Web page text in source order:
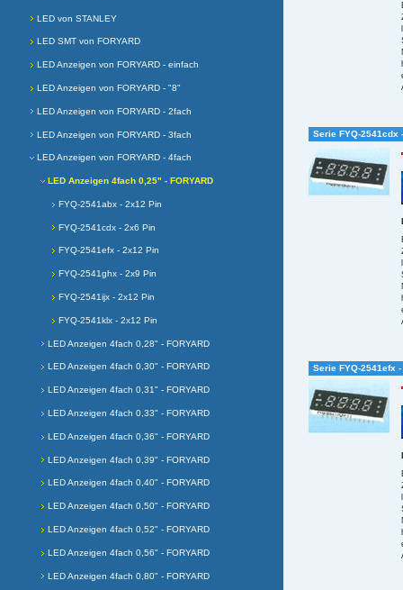
LED von STANLEY
LED SMT von FORYARD
LED Anzeigen von FORYARD - einfach
LED Anzeigen von FORYARD - "8"
LED Anzeigen von FORYARD - 2fach
LED Anzeigen von FORYARD - 3fach
LED Anzeigen von FORYARD - 4fach
LED Anzeigen 4fach 0,25" - FORYARD
FYQ-2541abx - 2x12 Pin
FYQ-2541cdx - 2x6 Pin
FYQ-2541efx - 2x12 Pin
FYQ-2541ghx - 2x9 Pin
FYQ-2541ijx - 2x12 Pin
FYQ-2541klx - 2x12 Pin
LED Anzeigen 4fach 0,28" - FORYARD
LED Anzeigen 4fach 0,30" - FORYARD
LED Anzeigen 4fach 0,31" - FORYARD
LED Anzeigen 4fach 0,33" - FORYARD
LED Anzeigen 4fach 0,36" - FORYARD
LED Anzeigen 4fach 0,39" - FORYARD
LED Anzeigen 4fach 0,40" - FORYARD
LED Anzeigen 4fach 0,50" - FORYARD
LED Anzeigen 4fach 0,52" - FORYARD
LED Anzeigen 4fach 0,56" - FORYARD
LED Anzeigen 4fach 0,80" - FORYARD
Serie FYQ-2541cdx
Serie FYQ-2541efx